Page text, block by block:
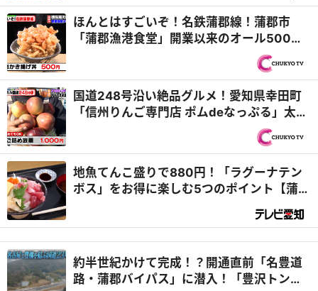
ほんとはすごいぞ！名鉄蒲郡線！蒲郡市
「蒲郡漁港食堂」開業以来のオール500円
を守り続ける！＆西尾市「Pizzeria
Ocean」オーシャンビューと石窯ピザの最
強タッグ！『PS純金（ゴールド）』
国道248号沿い絶品グルメ！愛知県幸田町
「信州りんご専門店 ポムdeなっぷる」太っ
腹すぎる詰め放題！＆岡崎市「パティスリ
ー アルピーノ」生クリームもりもりバナナ
地魚てんこ盛りで880円！「ラグーナテン
ボス」をお得に楽しむ5つのポイント【蒲郡
約半世紀かけて完成！？開通直前「名豊道
路・蒲郡バイパス」に潜入！「豊沢トンネ